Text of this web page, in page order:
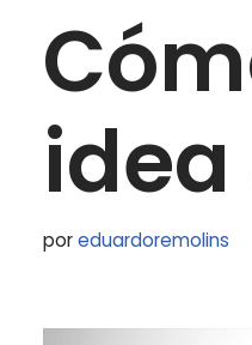
poreduardoremolins